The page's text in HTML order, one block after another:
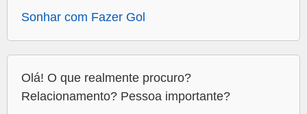
Sonhar com Fazer Gol
Olá! O que realmente procuro?
Relacionamento? Pessoa importante?